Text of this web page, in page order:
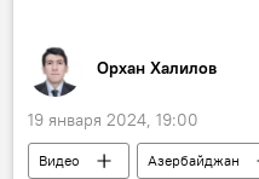
Орхан Халилов
19 января 2024, 19:00
Видео Азербайджан